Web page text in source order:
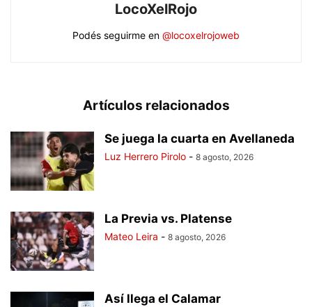
LocoXelRojo
Podés seguirme en @locoxelrojoweb
Artículos relacionados
Se juega la cuarta en Avellaneda
Luz Herrero Pirolo - 8 agosto, 2026
La Previa vs. Platense
Mateo Leira - 8 agosto, 2026
Así llega el Calamar